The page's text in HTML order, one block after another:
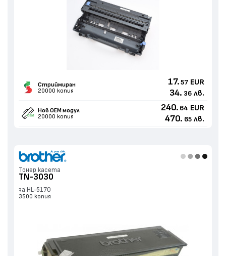
Стриймиран
20000 копия
17. 57 EUR
34. 36 лв.
Нов ОЕМ модул
20000 копия
240. 64 EUR
470. 65 лв.
Тонер касета
TN-3030
за HL-5170
3500 копия